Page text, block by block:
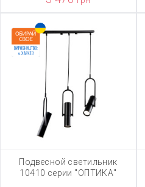
Подвесной светильник
10410 серии "ОПТИКА"